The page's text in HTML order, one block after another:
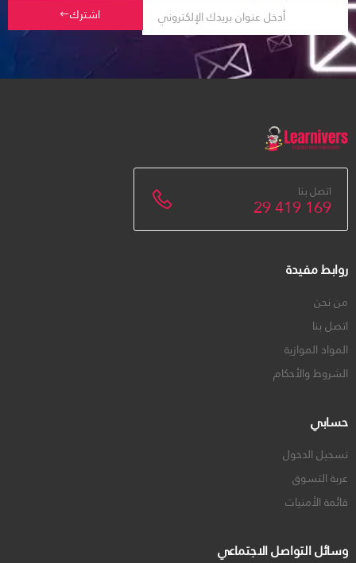
اشترك
اتصل بنا
29 419 169
روابط مفيدة
من نحن
اتصل بنا
المواد الموازية
الشروط والأحكام
حسابي
تسجيل الدخول
عربة التسوق
قائمة الأمنيات
وسائل التواصل الاجتماعي